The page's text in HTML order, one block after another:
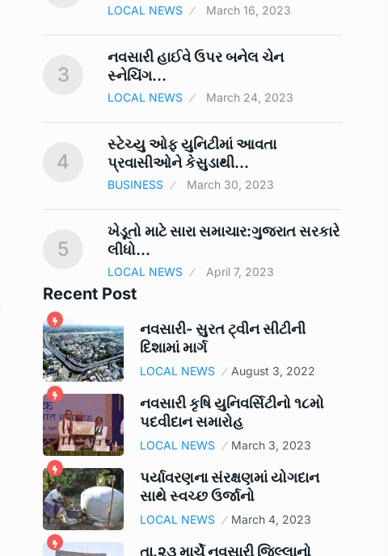
LOCAL NEWS March 16, 2023
3
નવસારી હાઈવે ઉપર બનેલ ચેન
સ્નેચિંગ…
LOCAL NEWS March 24, 2023
4
સ્ટેચ્યુ ઓફ યુનિટીમાં આવતા
પ્રવાસીઓને કેસુડાથી…
BUSINESS March 30, 2023
5
ખેડૂતો માટે સારા સમાચાર:ગુજરાત સરકારે
લીધો…
LOCAL NEWS April 7, 2023
Recent Post
નવસારી- સુરત ટ્વીન સીટીની
દિશામાં માર્ગ
LOCAL NEWS August 3, 2022
નવસારી કૃષિ યુનિવર્સિટીનો ૧૮મો
પદવીદાન સમારોહ
LOCAL NEWS March 3, 2023
પર્યાવરણના સંરક્ષણમાં યોગદાન
સાથે સ્વચ્છ ઉર્જાનો
LOCAL NEWS March 4, 2023
તા.૨૩ માર્ચે નવસારી જિલ્લાનો